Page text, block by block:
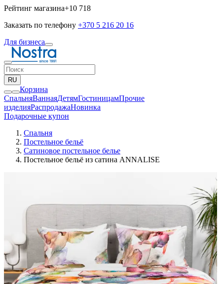
Рейтинг магазина+10 718
Заказать по телефону +370 5 216 20 16
Для бизнеса
RU
Корзина
СпальняВаннаяДетямГостиницамПрочие
изделияPаспродажаНовинка
Подарочные купон
Спальня
Постельное бельё
Сатиновое постельное белье
Постельное бельё из сатина ANNALISE